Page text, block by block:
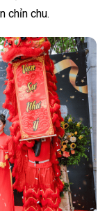
chỉn chu.